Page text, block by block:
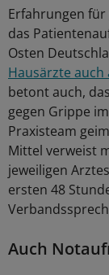
Erfahrungen für
das
Osten
Hausärzte auch
betont auch,
gegen Grippe
Praxisteam
Mittel verweist
jeweiligen
ersten 48
Auch